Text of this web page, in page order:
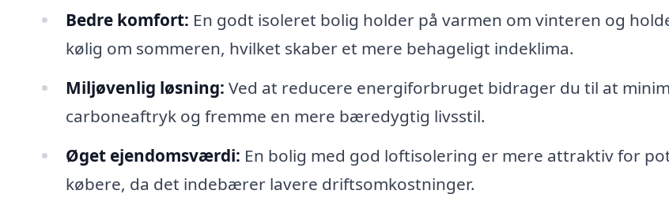
Bedre komfort: En godt isoleret bolig holder på varmen om vinteren og
kølig om sommeren, hvilket skaber et mere behageligt indeklima.
Miljøvenlig løsning: Ved at reducere energiforbruget bidrager du til at
carboneaftryk og fremme en mere bæredygtig livsstil.
Øget ejendomsværdi: En bolig med god loftisolering er mere attraktiv for
købere, da det indebærer lavere driftsomkostninger.